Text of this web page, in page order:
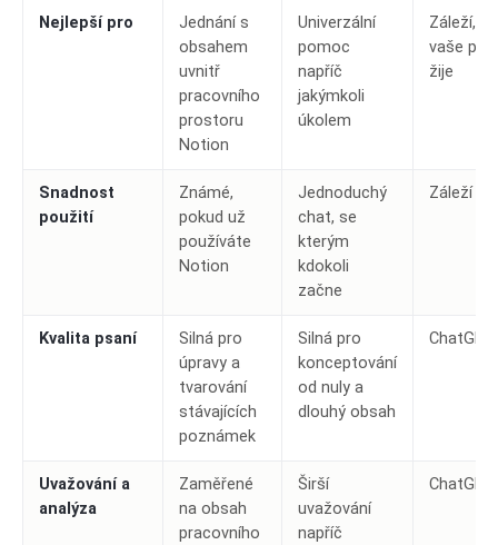
Nejlepší pro
Jednání s
obsahem
uvnitř
pracovního
prostoru
Notion
Univerzální
pomoc
napříč
jakýmkoli
úkolem
Záleží,
vaše
žije
Snadnost
použití
Známé,
pokud už
používáte
Notion
Jednoduchý
chat, se
kterým
kdokoli
začne
Záleží
Kvalita psaní
Silná pro
úpravy a
tvarování
stávajících
poznámek
Silná pro
konceptování
od nuly a
dlouhý obsah
ChatGPT
Uvažování a
analýza
Zaměřené
na obsah
pracovního
Širší
uvažování
napříč
ChatGPT